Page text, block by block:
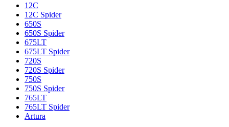
12C
12C Spider
650S
650S Spider
675LT
675LT Spider
720S
720S Spider
750S
750S Spider
765LT
765LT Spider
Artura